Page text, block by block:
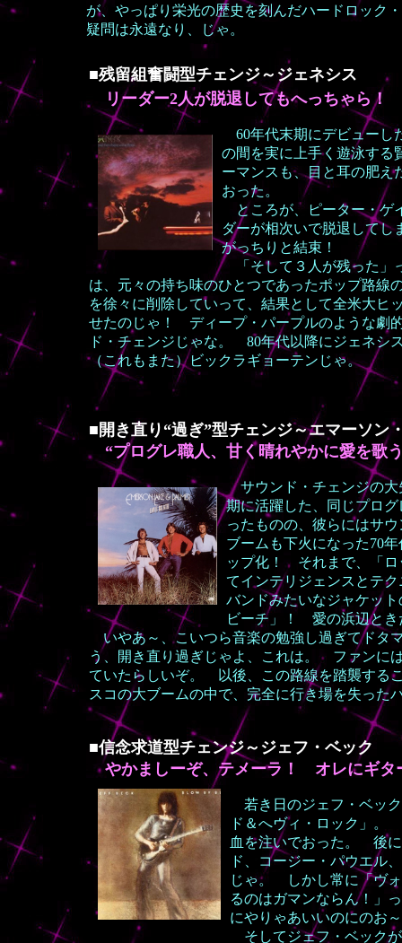
が、やっぱり栄光の歴史を刻んだハードロッ
疑問は永遠なり、じゃ。
■残留組奮闘型チェンジ～ジェネシス
リーダー2人が脱退してもへっちゃら！
60年代末期にデビューし
の間を実に上手く遊泳する
ーマンスも、目と耳の肥え
おった。
ところが、ピーター・ゲ
ダーが相次いで脱退してし
がっちりと結束！
「そして３人が残った」
は、元々の持ち味のひとつであったポップ路
を徐々に削除していって、結果として全米大ヒ
せたのじゃ！ ディープ・パープルのような劇
ド・チェンジじゃな。 80年代以降にジェネシ
（これもまた）ビックラギョーテンじゃ。
■開き直り“過ぎ”型チェンジ～エマーソン
“プログレ職人、甘く晴れやかに愛を歌
サウンド・チェンジの大
期に活躍した、同じプロ
ったものの、彼らにはサ
ブームも下火になった70
ップ化！ それまで、「ロ
てインテリジェンスとテ
バンドみたいなジャケッ
ビーチ」！ 愛の浜辺とき
いやあ～、こいつら音楽の勉強し過ぎてドタ
う、開き直り過ぎじゃよ、これは。 ファンに
ていたらしいぞ。 以後、この路線を踏襲する
スコの大ブームの中で、完全に行き場を失った
■信念求道型チェンジ～ジェフ・ベック
やかましーぞ、テメーラ！ オレにギタ
若き日のジェフ・ベッ
ド＆へヴィ・ロック」。
血を注いでおった。 後
ド、コージー・パウエル
じゃ。 しかし常に「ヴ
るのはガマンならん！」
にやりゃあいいのにのお
そしてジェフ・ベック